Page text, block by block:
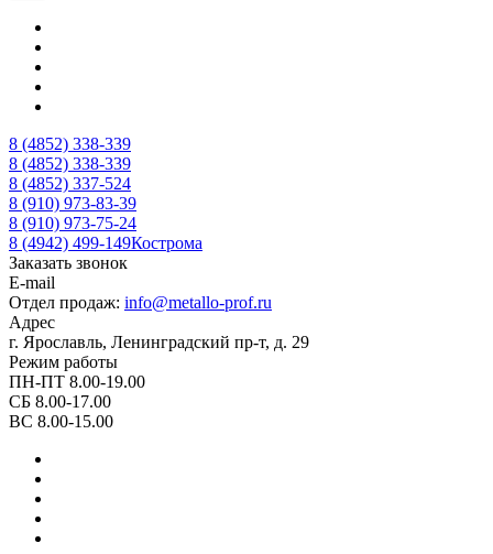
8 (4852) 338-339
8 (4852) 338-339
8 (4852) 337-524
8 (910) 973-83-39
8 (910) 973-75-24
8 (4942) 499-149Кострома
Заказать звонок
E-mail
Отдел продаж: info@metallo-prof.ru
Адрес
г. Ярославль, Ленинградский пр-т, д. 29
Режим работы
ПН-ПТ 8.00-19.00
СБ 8.00-17.00
ВС 8.00-15.00